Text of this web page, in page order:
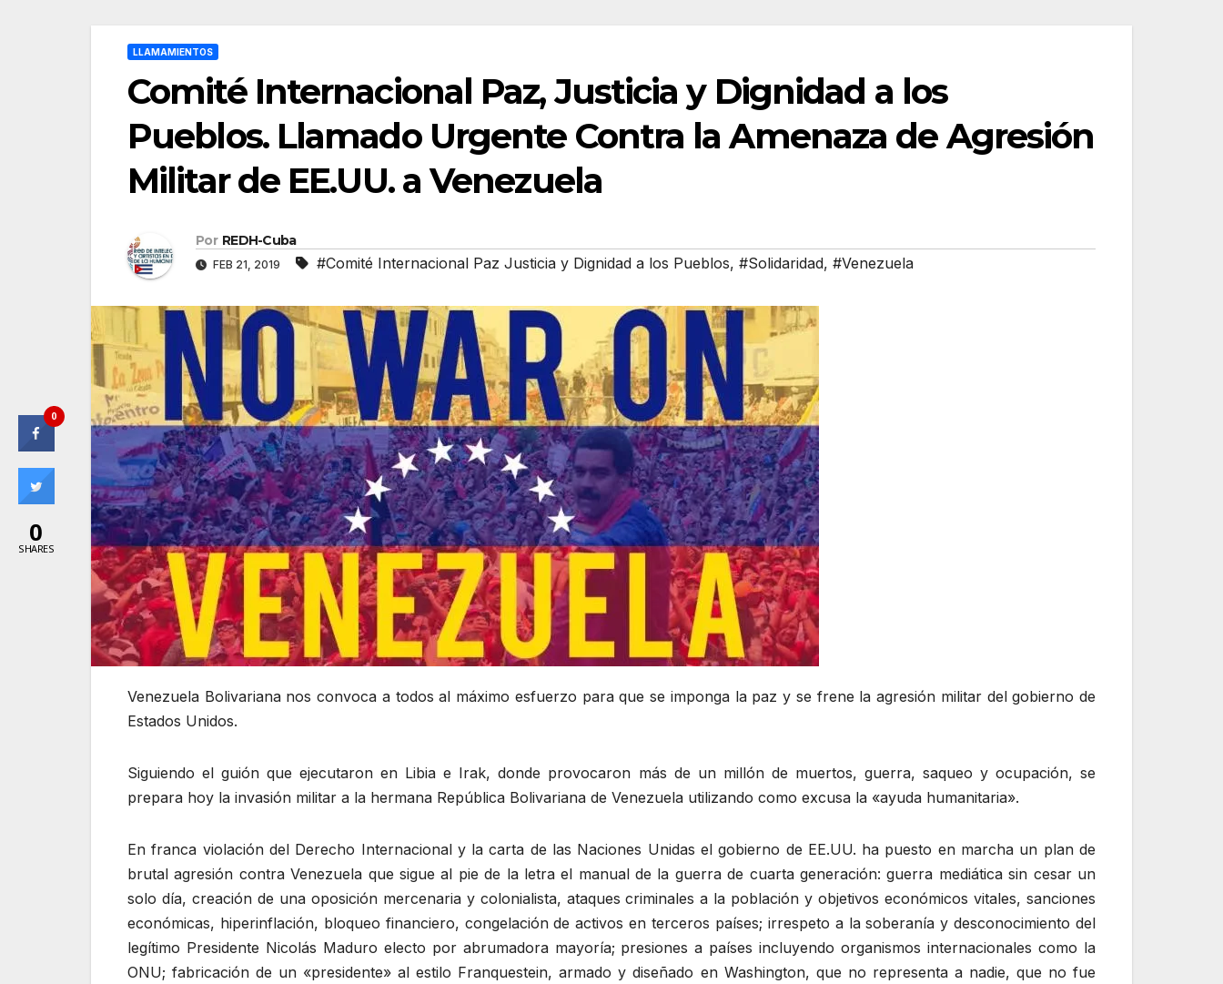
LLAMAMIENTOS
Comité Internacional Paz, Justicia y Dignidad a los
Pueblos. Llamado Urgente Contra la Amenaza de Agresión
Militar de EE.UU. a Venezuela
Por REDH-Cuba
FEB 21, 2019 #Comité Internacional Paz Justicia y Dignidad a los Pueblos, #Solidaridad, #Venezuela
Venezuela Bolivariana nos convoca a todos al máximo esfuerzo para que se imponga la paz y se frene la agresión militar del gobierno de
Estados Unidos.
Siguiendo el guión que ejecutaron en Libia e Irak, donde provocaron más de un millón de muertos, guerra, saqueo y ocupación, se
prepara hoy la invasión militar a la hermana República Bolivariana de Venezuela utilizando como excusa la «ayuda humanitaria».
En franca violación del Derecho Internacional y la carta de las Naciones Unidas el gobierno de EE.UU. ha puesto en marcha un plan de
brutal agresión contra Venezuela que sigue al pie de la letra el manual de la guerra de cuarta generación: guerra mediática sin cesar un
solo día, creación de una oposición mercenaria y colonialista, ataques criminales a la población y objetivos económicos vitales, sanciones
económicas, hiperinflación, bloqueo financiero, congelación de activos en terceros países; irrespeto a la soberanía y desconocimiento del
legítimo Presidente Nicolás Maduro electo por abrumadora mayoría; presiones a países incluyendo organismos internacionales como la
ONU; fabricación de un «presidente» al estilo Franquestein, armado y diseñado en Washington, que no representa a nadie, que no fue
0
0
SHARES